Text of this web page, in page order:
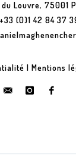
Louvre, 75001
(0)1 42 84 37
| Mentions